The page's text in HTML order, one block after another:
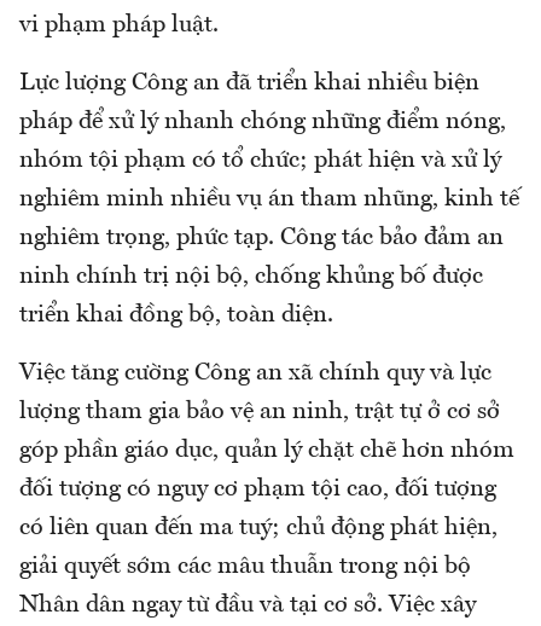
vi phạm pháp luật.
Lực lượng Công an đã triển khai nhiều biện
pháp để xử lý nhanh chóng những điểm nóng,
nhóm tội phạm có tổ chức; phát hiện và xử lý
nghiêm minh nhiều vụ án tham nhũng, kinh tế
nghiêm trọng, phức tạp. Công tác bảo đảm an
ninh chính trị nội bộ, chống khủng bố được
triển khai đồng bộ, toàn diện.
Việc tăng cường Công an xã chính quy và lực
lượng tham gia bảo vệ an ninh, trật tự ở cơ sở
góp phần giáo dục, quản lý chặt chẽ hơn nhóm
đối tượng có nguy cơ phạm tội cao, đối tượng
có liên quan đến ma tuý; chủ động phát hiện,
giải quyết sớm các mâu thuẫn trong nội bộ
Nhân dân ngay từ đầu và tại cơ sở. Việc xây